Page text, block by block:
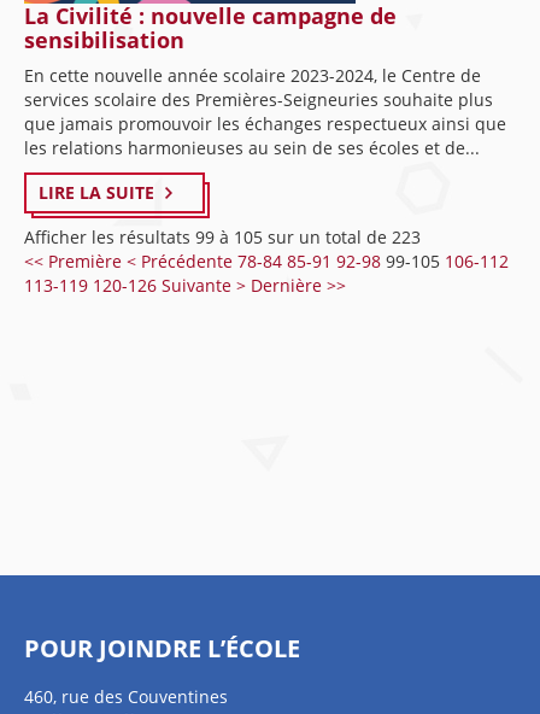
La Civilité : nouvelle campagne de
sensibilisation
En cette nouvelle année scolaire 2023-2024, le Centre de
services scolaire des Premières-Seigneuries souhaite plus
que jamais promouvoir les échanges respectueux ainsi que
les relations harmonieuses au sein de ses écoles et de...
LIRE LA SUITE
Afficher les résultats 99 à 105 sur un total de 223
<< Première < Précédente 78-84 85-91 92-98 99-105 106-112
113-119 120-126 Suivante > Dernière >>
POUR JOINDRE L’ÉCOLE
460, rue des Couventines